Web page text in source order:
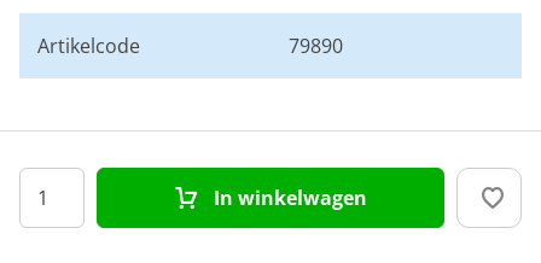
Artikelcode 79890
In winkelwagen